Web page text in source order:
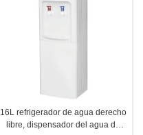
16L refrigerador de agua derecho
libre, dispensador del agua de